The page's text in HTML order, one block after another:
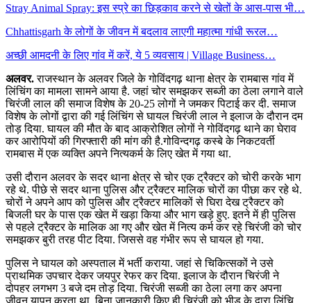
Stray Animal Spray: इस स्प्रे का छिड़काव करने से खेतों के आस-पास भी…
Chhattisgarh के लोगों के जीवन में बदलाव लाएगी महात्मा गांधी रूरल…
अच्छी आमदनी के लिए गांव में करें, ये 5 व्यवसाय | Village Business…
अलवर.राजस्थान के अलवर जिले के गोविंदगढ़ थाना क्षेत्र के रामबास गांव में
लिंचिंग का मामला सामने आया है. जहां चोर समझकर सब्जी का ठेला लगाने वाले
चिरंजी लाल की समाज विशेष के 20-25 लोगों ने जमकर पिटाई कर दी. समाज
विशेष के लोगों द्वारा की गई लिंचिंग से घायल चिरंजी लाल ने इलाज के दौरान दम
तोड़ दिया. घायल की मौत के बाद आक्रोशित लोगों ने गोविंदगढ़ थाने का घेराव
कर आरोपियों की गिरफ्तारी की मांग की है.गोविन्दगढ़ कस्बे के निकटवर्ती
रामबास में एक व्यक्ति अपने नित्यकर्म के लिए खेत में गया था.
उसी दौरान अलवर के सदर थाना क्षेत्र से चोर एक ट्रैक्टर को चोरी करके भाग
रहे थे. पीछे से सदर थाना पुलिस और ट्रैक्टर मालिक चोरों का पीछा कर रहे थे.
चोरों ने अपने आप को पुलिस और ट्रैक्टर मालिकों से घिरा देख ट्रैक्टर को
बिजली घर के पास एक खेत में खड़ा किया और भाग खड़े हुए. इतने में ही पुलिस
से पहले ट्रैक्टर के मालिक आ गए और खेत में नित्य कर्म कर रहे चिरंजी को चोर
समझकर बुरी तरह पीट दिया. जिससे वह गंभीर रूप से घायल हो गया.
पुलिस ने घायल को अस्पताल में भर्ती कराया. जहां से चिकित्सकों ने उसे
प्राथमिक उपचार देकर जयपुर रेफर कर दिया. इलाज के दौरान चिरंजी ने
दोपहर लगभग 3 बजे दम तोड़ दिया. चिरंजी सब्जी का ठेला लगा कर अपना
जीवन यापन करता था. बिना जानकारी किए ही चिरंजी को भीड़ के द्वारा लिंचि